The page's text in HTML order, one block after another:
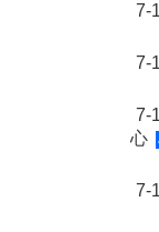
7-
7-
7-
心
7-